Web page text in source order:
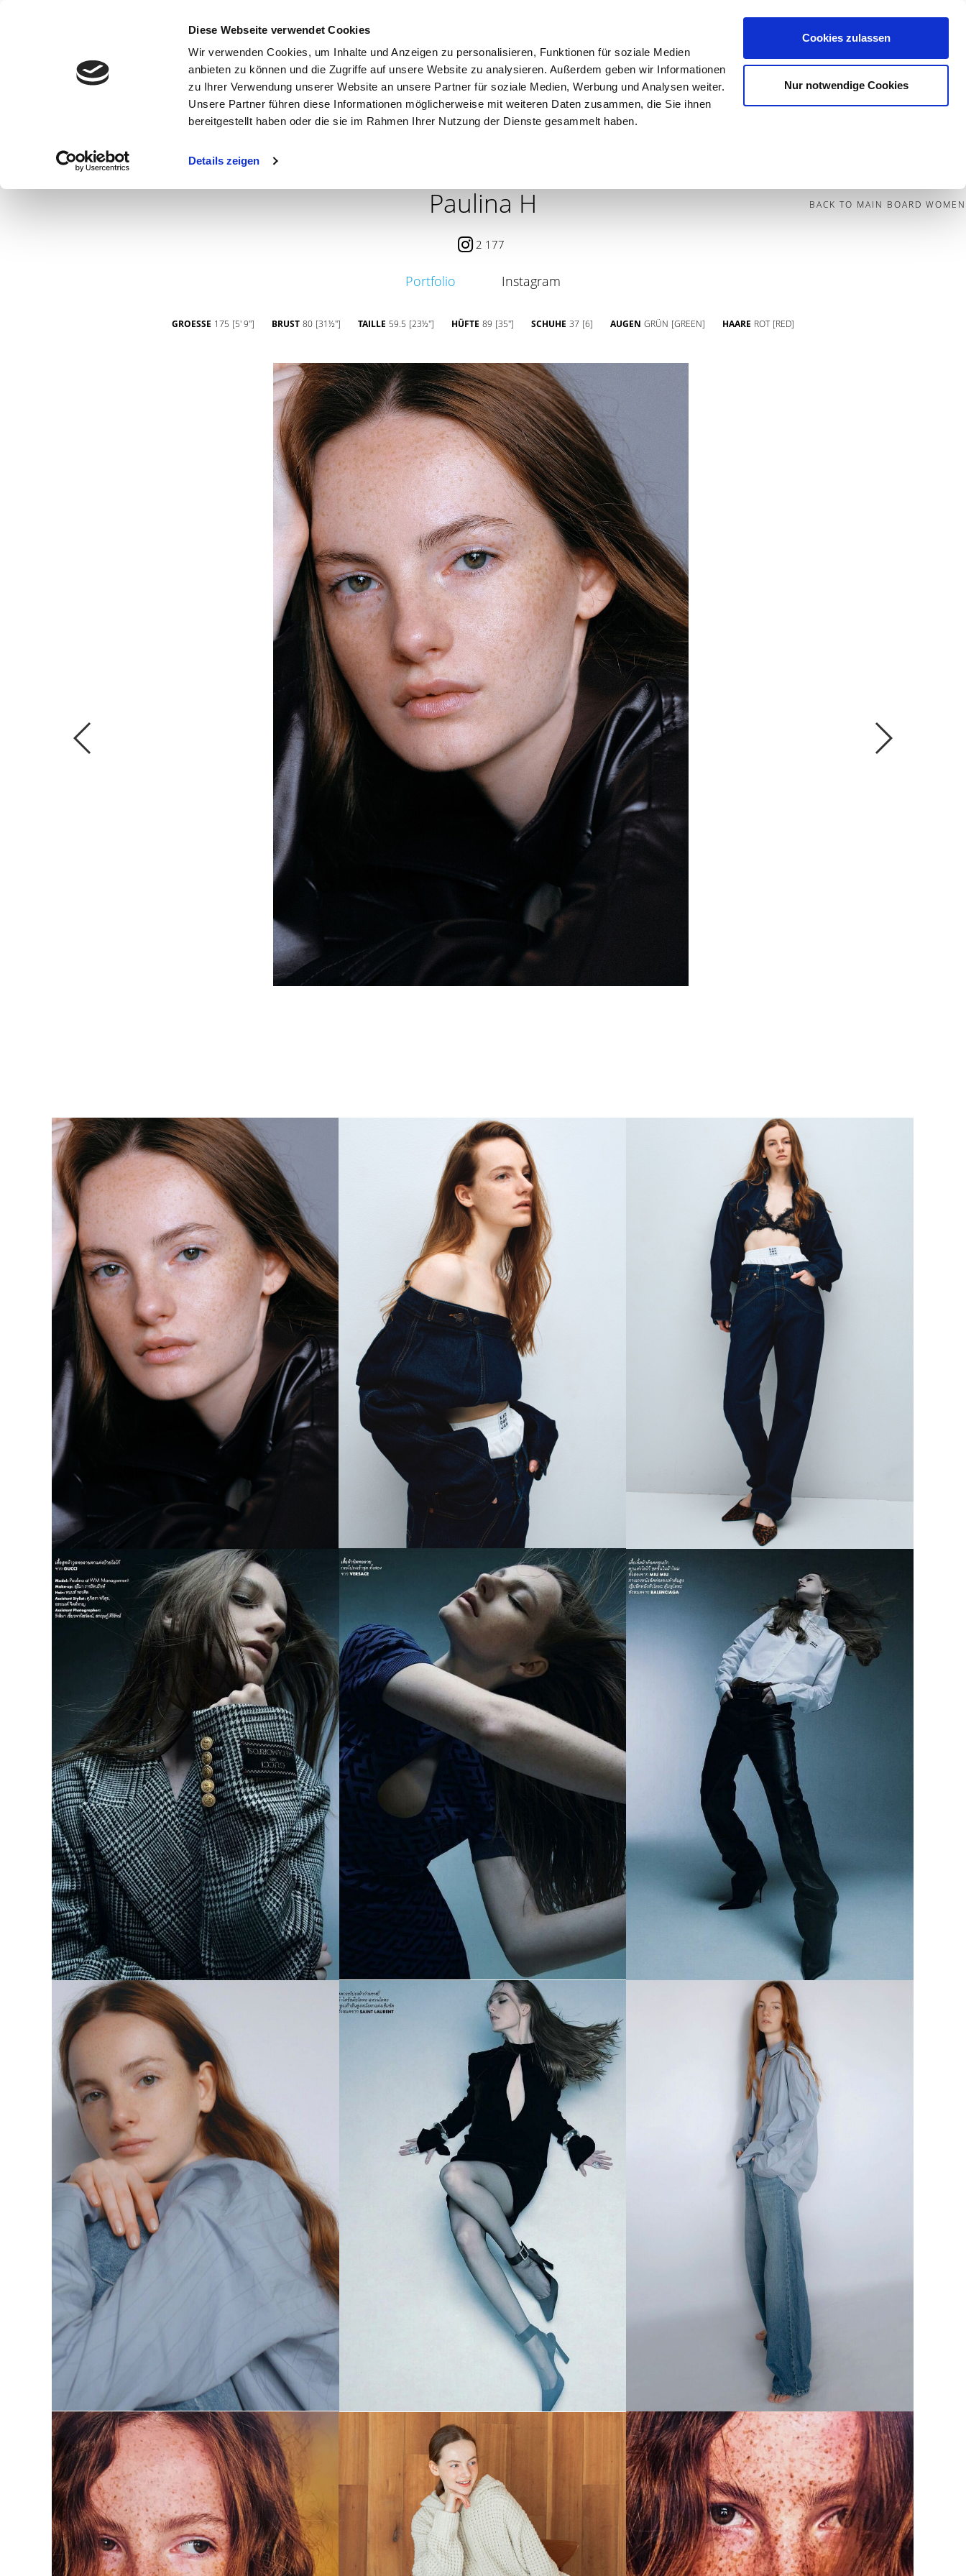
Diese Webseite verwendet Cookies
Wir verwenden Cookies, um Inhalte und Anzeigen zu personalisieren, Funktionen für soziale Medien
anbieten zu können und die Zugriffe auf unsere Website zu analysieren. Außerdem geben wir Informationen
zu Ihrer Verwendung unserer Website an unsere Partner für soziale Medien, Werbung und Analysen weiter.
Unsere Partner führen diese Informationen möglicherweise mit weiteren Daten zusammen, die Sie ihnen
bereitgestellt haben oder die sie im Rahmen Ihrer Nutzung der Dienste gesammelt haben.
Details zeigen
Cookies zulassen
Nur notwendige Cookies
Contact
MAIN BOARD
NEW FACES
Paulina H BACK TO MAIN BOARD WOMEN
2 177
Portfolio Instagram
GROESSE 175 [5' 9''] BRUST 80 [31½''] TAILLE 59.5 [23½''] HÜFTE 89 [35''] SCHUHE 37 [6] AUGEN GRÜN [GREEN] HAARE ROT [RED]